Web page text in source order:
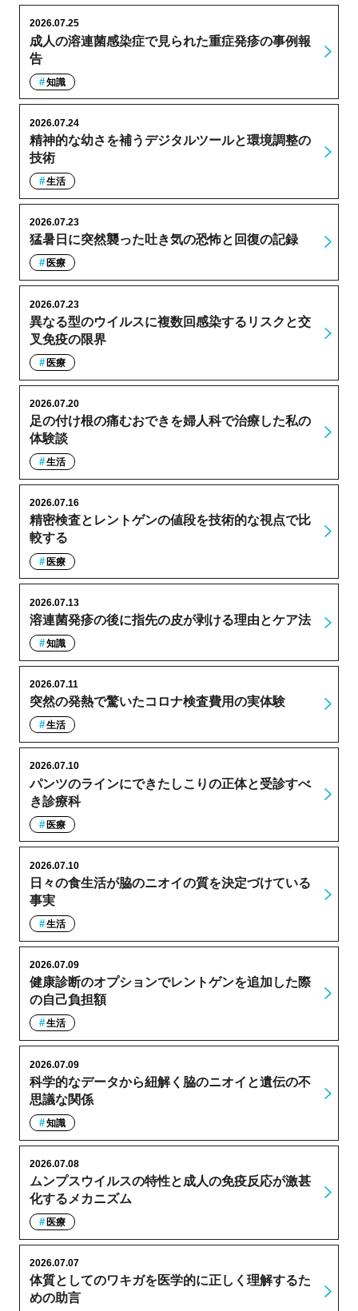
成人の溶連菌感染症で見られた重症発疹の事例報
告
2026.07.25
知識
精神的な幼さを補うデジタルツールと環境調整の
技術
2026.07.24
生活
猛暑日に突然襲った吐き気の恐怖と回復の記録
2026.07.23
医療
異なる型のウイルスに複数回感染するリスクと交
叉免疫の限界
2026.07.23
医療
足の付け根の痛むおできを婦人科で治療した私の
体験談
2026.07.20
生活
精密検査とレントゲンの値段を技術的な視点で比
較する
2026.07.16
医療
溶連菌発疹の後に指先の皮が剥ける理由とケア法
2026.07.13
知識
突然の発熱で驚いたコロナ検査費用の実体験
2026.07.11
生活
パンツのラインにできたしこりの正体と受診すべ
き診療科
2026.07.10
医療
日々の食生活が脇のニオイの質を決定づけている
事実
2026.07.10
生活
健康診断のオプションでレントゲンを追加した際
の自己負担額
2026.07.09
生活
科学的なデータから紐解く脇のニオイと遺伝の不
思議な関係
2026.07.09
知識
ムンプスウイルスの特性と成人の免疫反応が激甚
化するメカニズム
2026.07.08
医療
体質としてのワキガを医学的に正しく理解するた
めの助言
2026.07.07